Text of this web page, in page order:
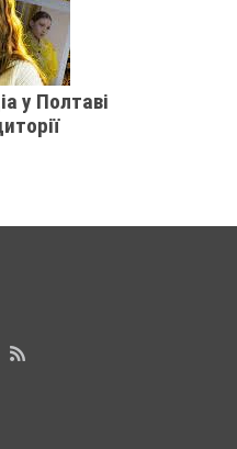
ПОЛІЦІЯ ПОЛТАВЩИНИ
РОЗШУКУЄ 69-РІЧНОГО
МИХАЙЛА УДОДА
12 листопада 2025
у Полтаві